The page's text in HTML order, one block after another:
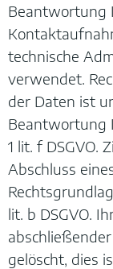
Beantwortung
technische
verwendet.
der Daten ist
Beantwortung
1 lit. f DSGVO.
Abschluss
lit. b DSGVO.
gelöscht, dies